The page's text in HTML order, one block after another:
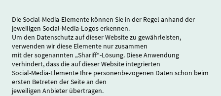
Die Social-Media-Elemente können Sie in der Regel anhand der
jeweiligen Social-Media-Logos erkennen.
Um den Datenschutz auf dieser Website zu gewährleisten,
verwenden wir diese Elemente nur zusammen
mit der sogenannten „Shariff“-Lösung. Diese Anwendung
verhindert, dass die auf dieser Website integrierten
Social-Media-Elemente Ihre personenbezogenen Daten schon beim
ersten Betreten der Seite an den
jeweiligen Anbieter übertragen.